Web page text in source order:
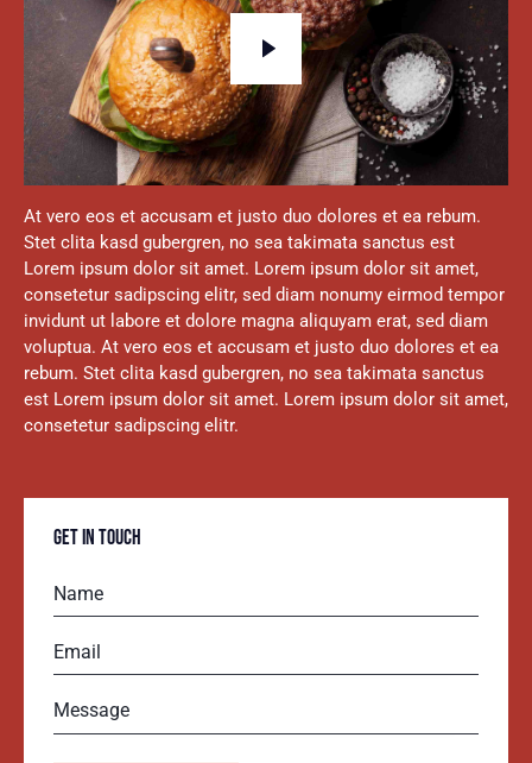
At vero eos et accusam et justo duo dolores et ea rebum.
Stet clita kasd gubergren, no sea takimata sanctus est
Lorem ipsum dolor sit amet. Lorem ipsum dolor sit amet,
consetetur sadipscing elitr, sed diam nonumy eirmod tempor
invidunt ut labore et dolore magna aliquyam erat, sed diam
voluptua. At vero eos et accusam et justo duo dolores et ea
rebum. Stet clita kasd gubergren, no sea takimata sanctus
est Lorem ipsum dolor sit amet. Lorem ipsum dolor sit amet,
consetetur sadipscing elitr.
GET IN TOUCH